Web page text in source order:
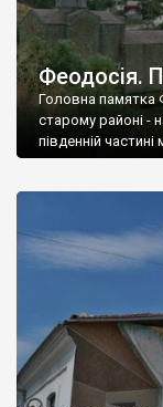
Феодосія.
Головна памятка
старому районі -
південній частині